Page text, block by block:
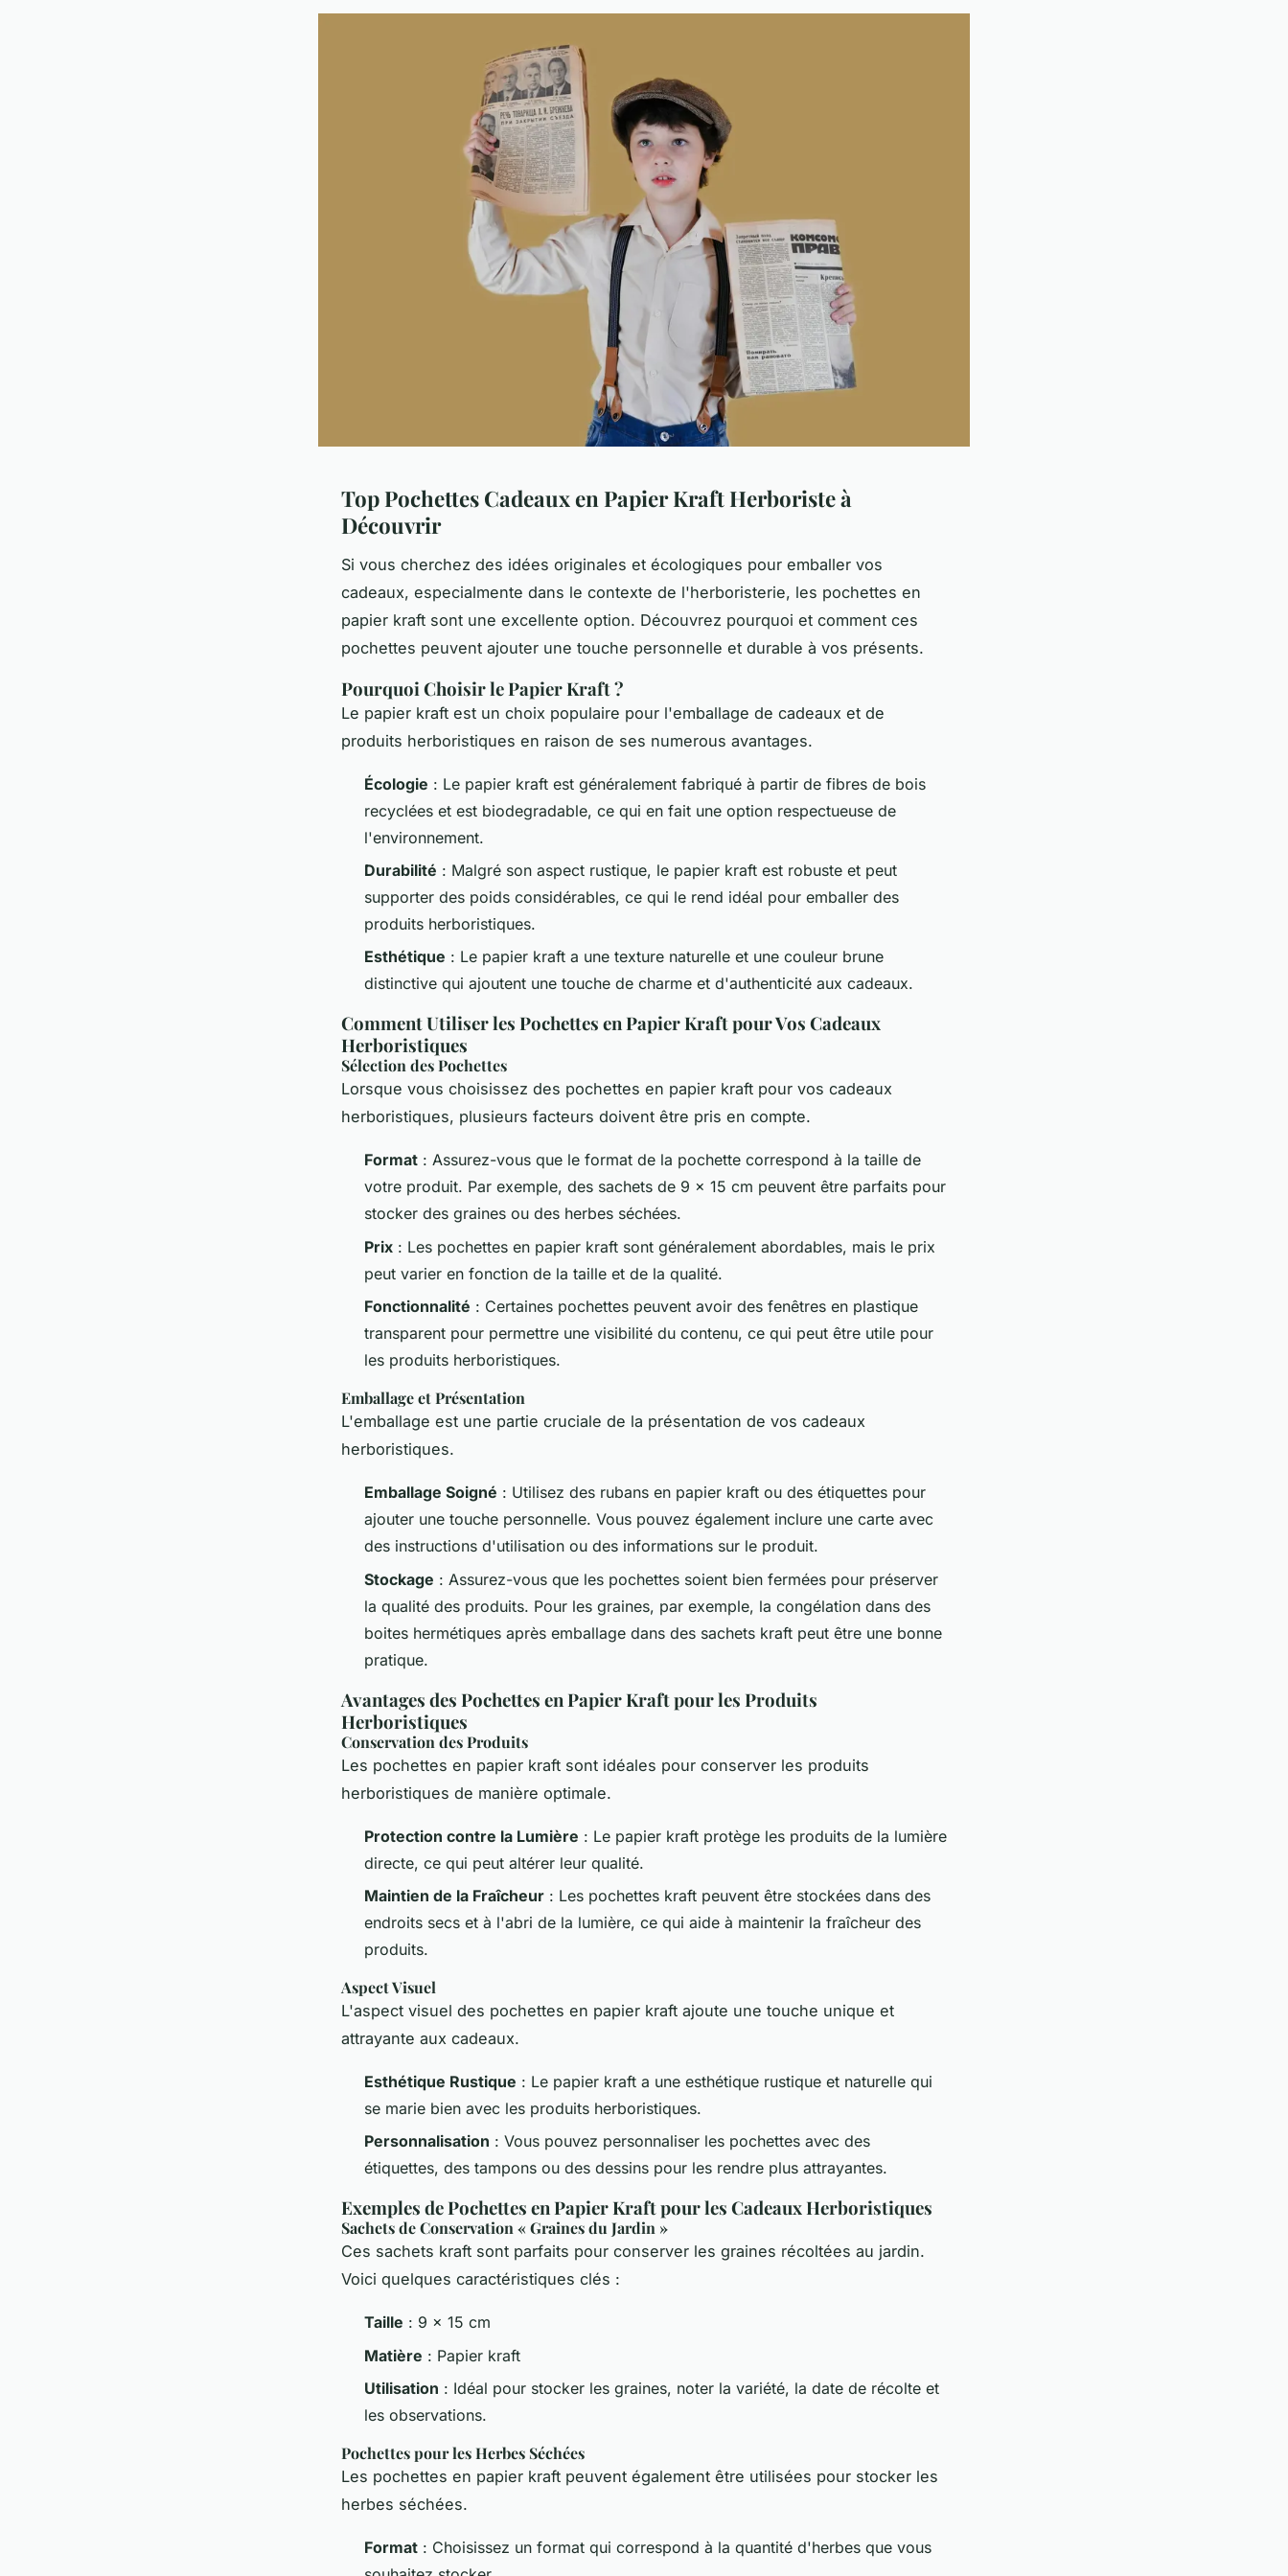
Top Pochettes Cadeaux en Papier Kraft Herboriste à
Découvrir
Si vous cherchez des idées originales et écologiques pour emballer vos
cadeaux, especialmente dans le contexte de l'herboristerie, les pochettes en
papier kraft sont une excellente option. Découvrez pourquoi et comment ces
pochettes peuvent ajouter une touche personnelle et durable à vos présents.
Pourquoi Choisir le Papier Kraft ?
Le papier kraft est un choix populaire pour l'emballage de cadeaux et de
produits herboristiques en raison de ses numerous avantages.
Écologie : Le papier kraft est généralement fabriqué à partir de fibres de bois
recyclées et est biodegradable, ce qui en fait une option respectueuse de
l'environnement.
Durabilité : Malgré son aspect rustique, le papier kraft est robuste et peut
supporter des poids considérables, ce qui le rend idéal pour emballer des
produits herboristiques.
Esthétique : Le papier kraft a une texture naturelle et une couleur brune
distinctive qui ajoutent une touche de charme et d'authenticité aux cadeaux.
Comment Utiliser les Pochettes en Papier Kraft pour Vos Cadeaux
Herboristiques
Sélection des Pochettes
Lorsque vous choisissez des pochettes en papier kraft pour vos cadeaux
herboristiques, plusieurs facteurs doivent être pris en compte.
Format : Assurez-vous que le format de la pochette correspond à la taille de
votre produit. Par exemple, des sachets de 9 x 15 cm peuvent être parfaits pour
stocker des graines ou des herbes séchées.
Prix : Les pochettes en papier kraft sont généralement abordables, mais le prix
peut varier en fonction de la taille et de la qualité.
Fonctionnalité : Certaines pochettes peuvent avoir des fenêtres en plastique
transparent pour permettre une visibilité du contenu, ce qui peut être utile pour
les produits herboristiques.
Emballage et Présentation
L'emballage est une partie cruciale de la présentation de vos cadeaux
herboristiques.
Emballage Soigné : Utilisez des rubans en papier kraft ou des étiquettes pour
ajouter une touche personnelle. Vous pouvez également inclure une carte avec
des instructions d'utilisation ou des informations sur le produit.
Stockage : Assurez-vous que les pochettes soient bien fermées pour préserver
la qualité des produits. Pour les graines, par exemple, la congélation dans des
boites hermétiques après emballage dans des sachets kraft peut être une bonne
pratique.
Avantages des Pochettes en Papier Kraft pour les Produits
Herboristiques
Conservation des Produits
Les pochettes en papier kraft sont idéales pour conserver les produits
herboristiques de manière optimale.
Protection contre la Lumière : Le papier kraft protège les produits de la lumière
directe, ce qui peut altérer leur qualité.
Maintien de la Fraîcheur : Les pochettes kraft peuvent être stockées dans des
endroits secs et à l'abri de la lumière, ce qui aide à maintenir la fraîcheur des
produits.
Aspect Visuel
L'aspect visuel des pochettes en papier kraft ajoute une touche unique et
attrayante aux cadeaux.
Esthétique Rustique : Le papier kraft a une esthétique rustique et naturelle qui
se marie bien avec les produits herboristiques.
Personnalisation : Vous pouvez personnaliser les pochettes avec des
étiquettes, des tampons ou des dessins pour les rendre plus attrayantes.
Exemples de Pochettes en Papier Kraft pour les Cadeaux Herboristiques
Sachets de Conservation « Graines du Jardin »
Ces sachets kraft sont parfaits pour conserver les graines récoltées au jardin.
Voici quelques caractéristiques clés :
Taille : 9 x 15 cm
Matière : Papier kraft
Utilisation : Idéal pour stocker les graines, noter la variété, la date de récolte et
les observations.
Pochettes pour les Herbes Séchées
Les pochettes en papier kraft peuvent également être utilisées pour stocker les
herbes séchées.
Format : Choisissez un format qui correspond à la quantité d'herbes que vous